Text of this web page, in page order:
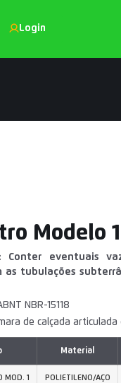
Login
Modelo 1
Conter eventuais
as tubulações
NBR-15118
de calçada
Material
MOD. 1 POLIETILENO/AÇO